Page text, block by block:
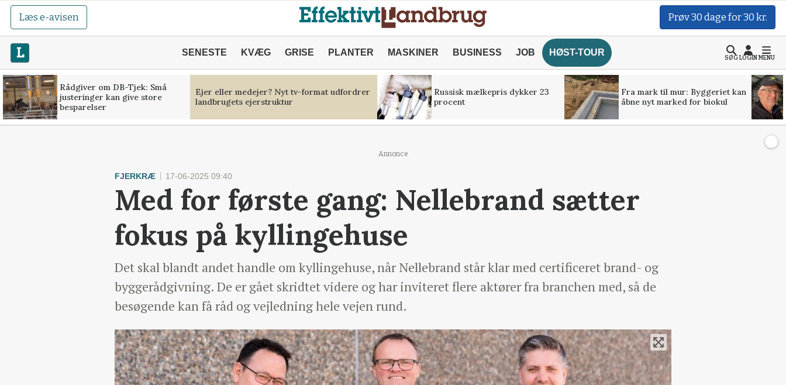
Læs e-avisen Prøv 30 dage for 30 kr.
SENESTE KVÆG GRISE PLANTER MASKINER BUSINESS JOB HØST-TOUR
SØGLOGINMENU
Rådgiver om DB-Tjek: Små
justeringer kan give store
besparelser
Ejer eller medejer? Nyt tv-format udfordrer
landbrugets ejerstruktur
Russisk mælkepris dykker 23
procent
Fra mark til mur: Byggeriet kan
åbne nyt marked for biokul
Annonce
FJERKRÆ 17-06-2025 09:40
Med for første gang: Nellebrand sætter
fokus på kyllingehuse
Det skal blandt andet handle om kyllingehuse, når Nellebrand står klar med certificeret brand- og
byggerådgivning. De er gået skridtet videre og har inviteret flere aktører fra branchen med, så de
besøgende kan få råd og vejledning hele vejen rund.